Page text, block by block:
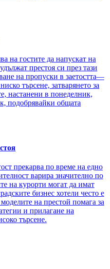
на гостите да напускат на
престоя си през тази
на пропуски в заетостта—
търсене, затварянето за
настанени в понеделник,
подобрявайки общата
прекарва по време на едно
варира значително по
на курорти могат да имат
бизнес хотели често е
на престой помага за
и прилагане на
търсене.